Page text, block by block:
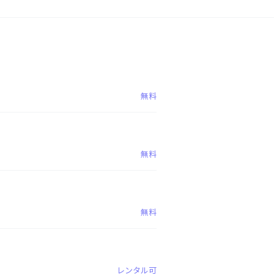
無料
無料
無料
レンタル可